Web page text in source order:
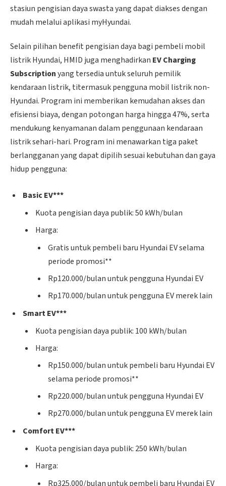
stasiun pengisian daya swasta yang dapat diakses dengan
mudah melalui aplikasi myHyundai.
Selain pilihan benefit pengisian daya bagi pembeli mobil
listrik Hyundai, HMID juga menghadirkan EV Charging
Subscriptionyang tersedia untuk seluruh pemilik
kendaraan listrik, titermasuk pengguna mobil listrik non-
Hyundai. Program ini memberikan kemudahan akses dan
efisiensi biaya, dengan potongan harga hingga 47%, serta
mendukung kenyamanan dalam penggunaan kendaraan
listrik sehari-hari. Program ini menawarkan tiga paket
berlangganan yang dapat dipilih sesuai kebutuhan dan gaya
hidup pengguna:
Basic EV***
Kuota pengisian daya publik: 50 kWh/bulan
Harga:
Gratis untuk pembeli baru Hyundai EV selama
periode promosi**
Rp120.000/bulan untuk pengguna Hyundai EV
Rp170.000/bulan untuk pengguna EV merek lain
Smart EV***
Kuota pengisian daya publik: 100 kWh/bulan
Harga:
Rp150.000/bulan untuk pembeli baru Hyundai EV
selama periode promosi**
Rp220.000/bulan untuk pengguna Hyundai EV
Rp270.000/bulan untuk pengguna EV merek lain
Comfort EV***
Kuota pengisian daya publik: 250 kWh/bulan
Harga:
Rp325.000/bulan untuk pembeli baru Hyundai EV